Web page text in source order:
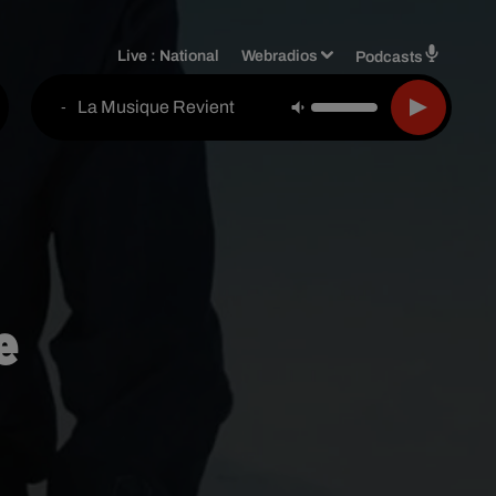
Live : National Webradios Podcasts
- La Musique Revient